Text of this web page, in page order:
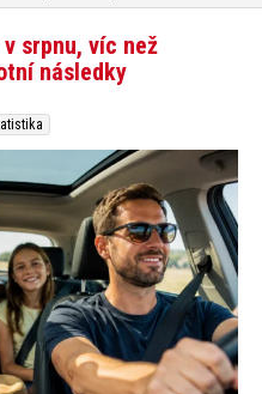
srpnu, víc než
následky